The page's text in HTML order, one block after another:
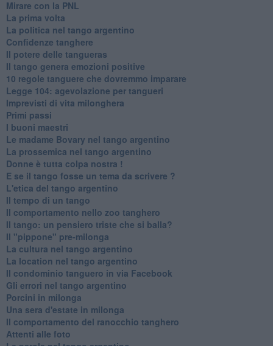
Mirare con la PNL
La prima volta
La politica nel tango argentino
Confidenze tanghere
Il potere delle tangueras
Il tango genera emozioni positive
10 regole tanguere che dovremmo imparare
Legge 104: agevolazione per tangueri
Imprevisti di vita milonghera
Primi passi
I buoni maestri
Le madame Bovary nel tango argentino
La prossemica nel tango argentino
Donne è tutta colpa nostra !
E se il tango fosse un tema da scrivere ?
L'etica del tango argentino
Il tempo di un tango
Il comportamento nello zoo tanghero
Il tango: un pensiero triste che si balla?
Il "pippone" pre-milonga
La cultura nel tango argentino
La location nel tango argentino
Il condominio tanguero in via Facebook
Gli errori nel tango argentino
Porcini in milonga
Una sera d'estate in milonga
Il comportamento del ranocchio tanghero
Attenti alle foto